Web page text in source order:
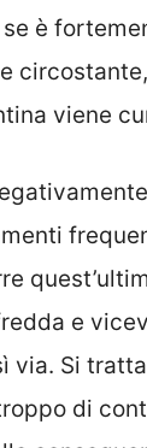
è
viene
e
via. Si
di